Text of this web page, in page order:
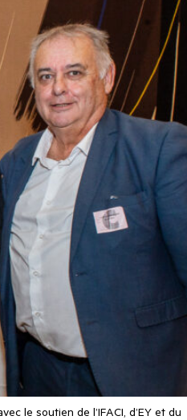
le soutien de l’IFACI, d’EY et du